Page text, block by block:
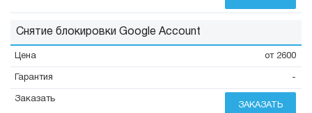
Снятие блокировки Google Account
от 2600
-
ЗАКАЗАТЬ